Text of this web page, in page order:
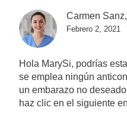
Carmen
Febrero 2, 2021
Hola MarySi, podrías
se emplea ningún
un embarazo no
haz clic en el siguiente